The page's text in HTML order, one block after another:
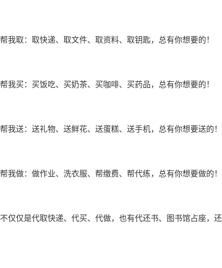
帮我取：取快递、取文件、取资料、取钥匙，总有你想要的！
帮我买：买饭吃、买奶茶、买咖啡、买药品，总有你想要的！
帮我送：送礼物、送鲜花、送蛋糕、送手机，总有你想要送的！
帮我做：做作业、洗衣服、帮缴费、帮代练，总有你想要做的！
不仅仅是代取快递、代买、代做，也有代还书、图书馆占座，